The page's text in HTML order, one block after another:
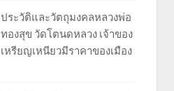
ประวัติและวัตถุมงคลหลวงพ่อ
ทองสุข วัดโตนดหลวง เจ้าของ
เหรียญเหนียวมีราคาของเมือง